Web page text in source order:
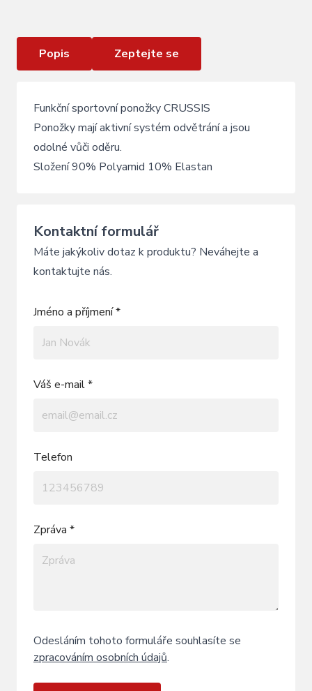
Popis Zeptejte se
Funkční sportovní ponožky CRUSSIS
Ponožky mají aktivní systém odvětrání a jsou
odolné vůči oděru.
Složení 90% Polyamid 10% Elastan
Kontaktní formulář
Máte jakýkoliv dotaz k produktu? Neváhejte a
kontaktujte nás.
Jméno a příjmení *
Váš e-mail *
Telefon
Zpráva *
Odesláním tohoto formuláře souhlasíte se
zpracováním osobních údajů.